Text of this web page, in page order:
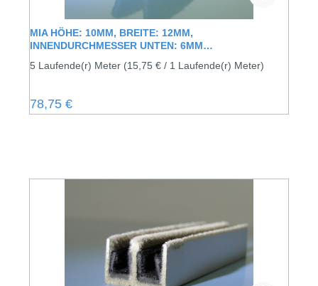
MIA HÖHE: 10MM, BREITE: 12MM,
INNENDURCHMESSER UNTEN: 6MM
SAMTUMMANTELUNG
5 Laufende(r) Meter (15,75 € / 1 Laufende(r) Meter)
Regulärer Preis:
78,75 €